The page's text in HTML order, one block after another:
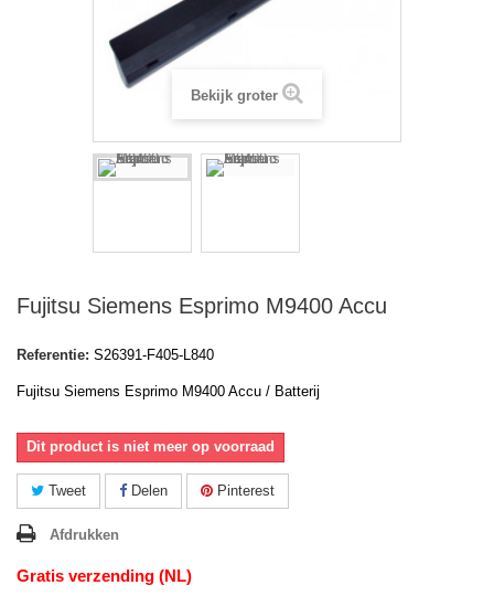
Bekijk groter
Fujitsu Siemens Esprimo M9400 Accu
Referentie: S26391-F405-L840
Fujitsu Siemens Esprimo M9400 Accu / Batterij
Dit product is niet meer op voorraad
Tweet Delen Pinterest
Afdrukken
Gratis verzending (NL)